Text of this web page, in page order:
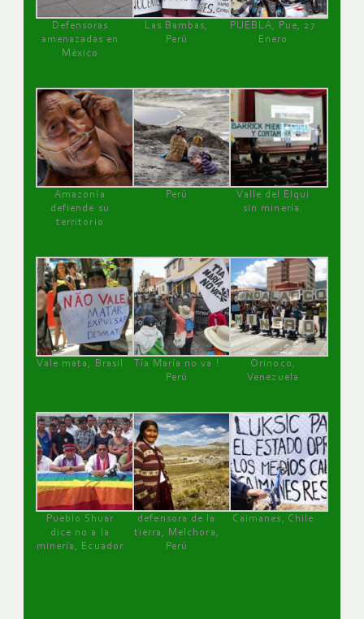
Defensoras
amenazadas en
México
Las Bambas,
Perú
PUEBLA, Pue, 27
Enero
Amazonía
defiende su
territorio
Perú
Valle del Elqui
sin minería.
Vale mata, Brasil
Tía María no va !
Perú
Orinoco,
Venezuela
Pueblo Shuar
dice no a la
minería, Ecuador
defensora de la
tierra, Melchora,
Perú
Caimanes, Chile